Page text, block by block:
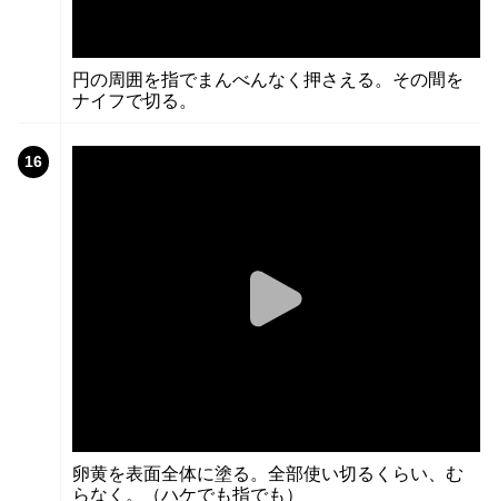
円の周囲を指でまんべんなく押さえる。その間を
ナイフで切る。
16
卵黄を表面全体に塗る。全部使い切るくらい、む
らなく。（ハケでも指でも）